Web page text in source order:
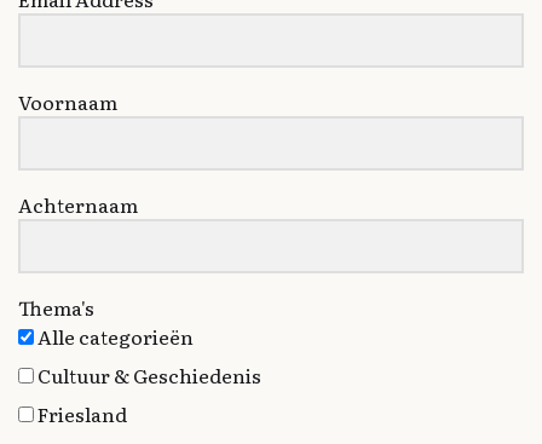
Voornaam
Achternaam
Thema's
Alle categorieën
Cultuur & Geschiedenis
Friesland